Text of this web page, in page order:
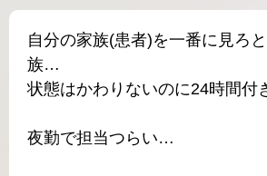
自分の家族(患者)を一番に見ろ
族…
状態はかわりないのに24時間付
夜勤で担当つらい…